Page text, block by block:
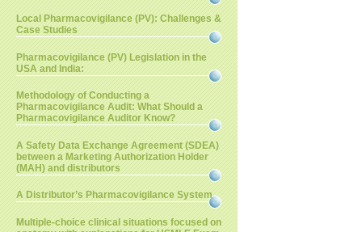
Local Pharmacovigilance (PV): Challenges &
Case Studies
Pharmacovigilance (PV) Legislation in the
USA and India:
Methodology of Conducting a
Pharmacovigilance Audit: What Should a
Pharmacovigilance Auditor Know?
A Safety Data Exchange Agreement (SDEA)
between a Marketing Authorization Holder
(MAH) and distributors
A Distributor’s Pharmacovigilance System
Multiple-choice clinical situations focused on